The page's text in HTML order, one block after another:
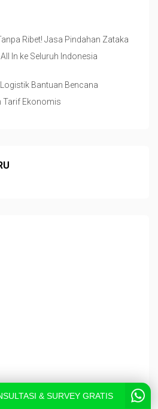
Ribet! Jasa Pindahan Zataka
In ke Seluruh Indonesia
Bantuan Bencana
Tarif Ekonomis
& SURVEY GRATIS